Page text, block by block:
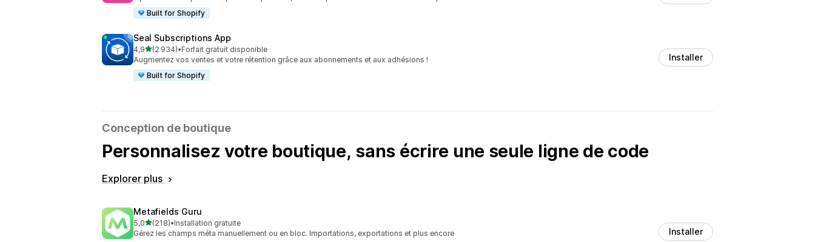
Built for Shopify
Seal Subscriptions App
4,9étoile(s) sur 5
(2 934)
2934 avis au total
•Forfait gratuit disponible
Augmentez vos ventes et votre rétention grâce aux abonnements et aux adhésions !
Built for Shopify
Installer
Conception de boutique
Personnalisez votre boutique, sans écrire une seule ligne de code
Explorer plus
Metafields Guru
5,0étoile(s) sur 5
(218)
218 avis au total
•Installation gratuite
Gérez les champs méta manuellement ou en bloc. Importations, exportations et plus encore
Installer